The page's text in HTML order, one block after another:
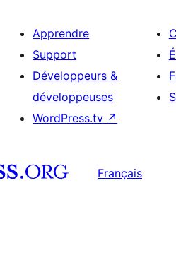
Apprendre
Support
Développeurs &
développeuses
WordPress.tv ↗
Français